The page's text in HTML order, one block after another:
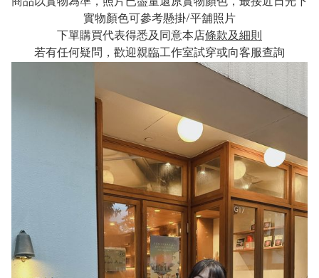
實物顏色可參考懸掛/平舖照片
下單購買代表得悉及同意本店條款及細則
若有任何疑問，歡迎親臨工作室試穿或向客服查詢